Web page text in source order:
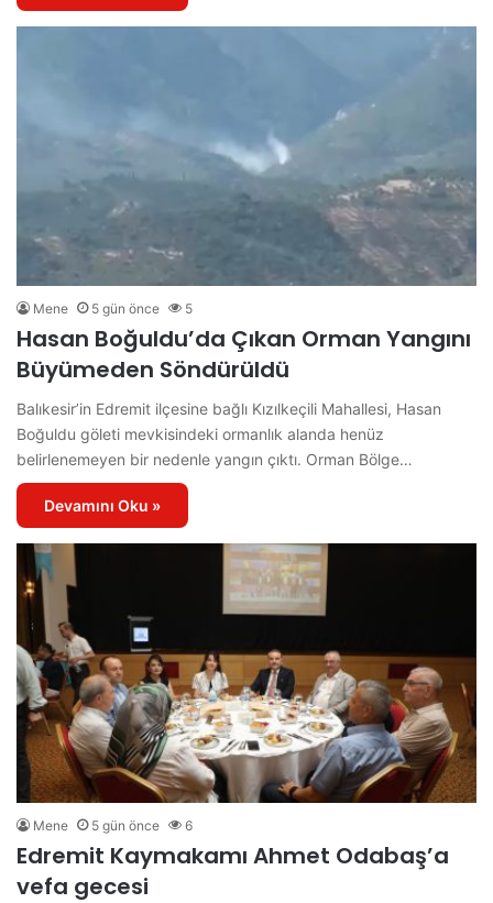
Mene 5 gün önce 5
Hasan Boğuldu’da Çıkan Orman Yangını
Büyümeden Söndürüldü
Balıkesir’in Edremit ilçesine bağlı Kızılkeçili Mahallesi, Hasan
Boğuldu göleti mevkisindeki ormanlık alanda henüz
belirlenemeyen bir nedenle yangın çıktı. Orman Bölge…
Devamını Oku »
Mene 5 gün önce 6
Edremit Kaymakamı Ahmet Odabaş’a
vefa gecesi